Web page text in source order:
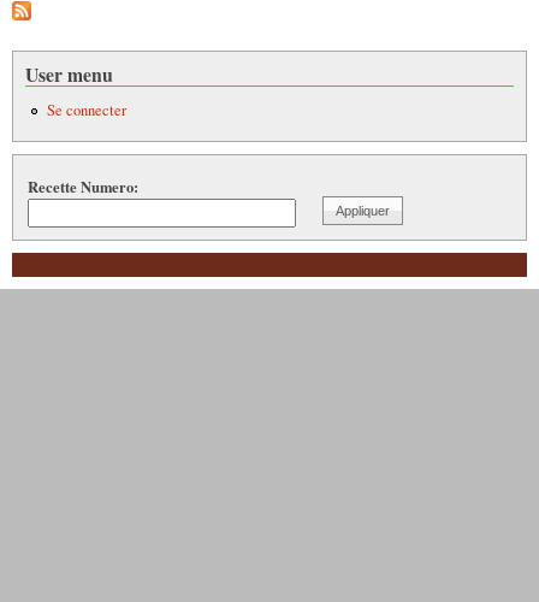
User menu
Se connecter
Recette Numero: